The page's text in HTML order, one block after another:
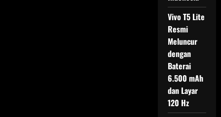
Vivo T5 Lite
Resmi
Meluncur
dengan
Baterai
6.500 mAh
dan Layar
120 Hz